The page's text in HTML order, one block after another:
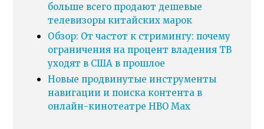
больше всего продают дешевые
телевизоры китайских марок
Обзор: От частот к стримингу: почему
ограничения на процент владения ТВ
уходят в США в прошлое
Новые продвинутые инструменты
навигации и поиска контента в
онлайн-кинотеатре HBO Max